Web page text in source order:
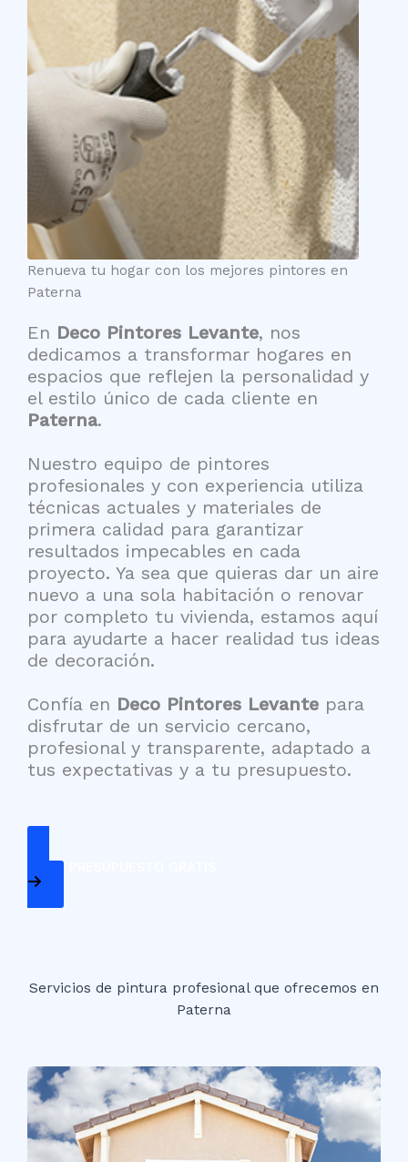
Renueva tu hogar con los mejores pintores en
Paterna
En Deco Pintores Levante, nos
dedicamos a transformar hogares en
espacios que reflejen la personalidad y
el estilo único de cada cliente en
Paterna.
Nuestro equipo de pintores
profesionales y con experiencia utiliza
técnicas actuales y materiales de
primera calidad para garantizar
resultados impecables en cada
proyecto. Ya sea que quieras dar un aire
nuevo a una sola habitación o renovar
por completo tu vivienda, estamos aquí
para ayudarte a hacer realidad tus ideas
de decoración.
Confía en Deco Pintores Levante para
disfrutar de un servicio cercano,
profesional y transparente, adaptado a
tus expectativas y a tu presupuesto.
PEDIR PRESUPUESTO GRATIS
Servicios de pintura profesional que ofrecemos en
Paterna